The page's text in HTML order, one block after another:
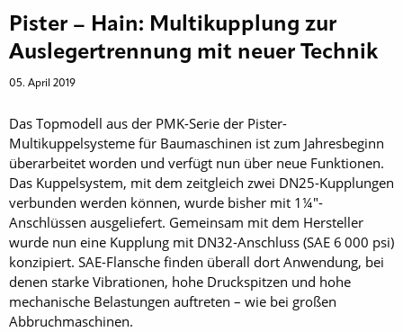
Pister – Hain: Multikupplung zur
Auslegertrennung mit neuer Technik
05. April 2019
Das Topmodell aus der PMK-Serie der Pister-
Multikuppelsysteme für Baumaschinen ist zum Jahresbeginn
überarbeitet worden und verfügt nun über neue Funktionen.
Das Kuppelsystem, mit dem zeitgleich zwei DN25-Kupplungen
verbunden werden können, wurde bisher mit 1¼"-
Anschlüssen ausgeliefert. Gemeinsam mit dem Hersteller
wurde nun eine Kupplung mit DN32-Anschluss (SAE 6 000 psi)
konzipiert. SAE-Flansche finden überall dort Anwendung, bei
denen starke Vibrationen, hohe Druckspitzen und hohe
mechanische Belastungen auftreten – wie bei großen
Abbruchmaschinen.